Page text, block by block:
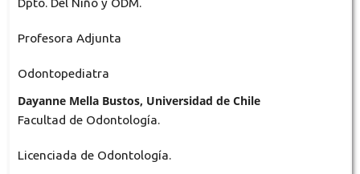
Dpto. Del Niño y ODM.
Profesora Adjunta
Odontopediatra
Dayanne Mella Bustos, Universidad de Chile
Facultad de Odontología.
Licenciada de Odontología.